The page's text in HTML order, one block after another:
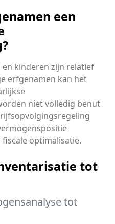
een
kinderen zijn relatief
erfgenamen kan het
niet volledig benut
optimalisatie.
tot
tot